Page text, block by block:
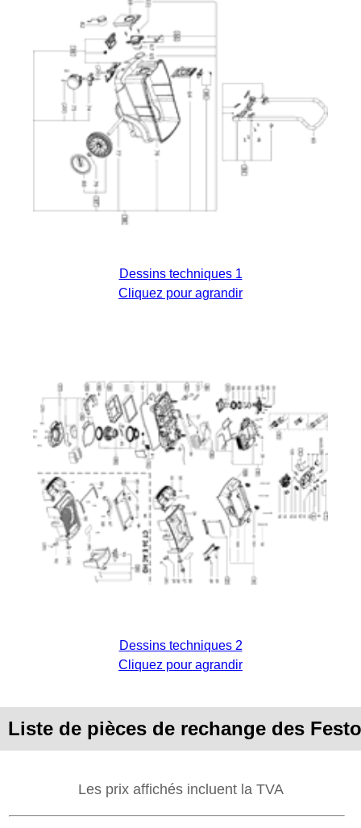
Dessins techniques 1
Cliquez pour agrandir
Dessins techniques 2
Cliquez pour agrandir
Liste de pièces de rechange des
Les prix affichés incluent la TVA